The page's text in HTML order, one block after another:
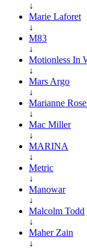
↓
Marie Laforet
↓
M83
↓
Motionless In
↓
Mars Argo
↓
Marianne
↓
Mac Miller
↓
MARINA
↓
Metric
↓
Manowar
↓
Malcolm Todd
↓
Maher Zain
↓